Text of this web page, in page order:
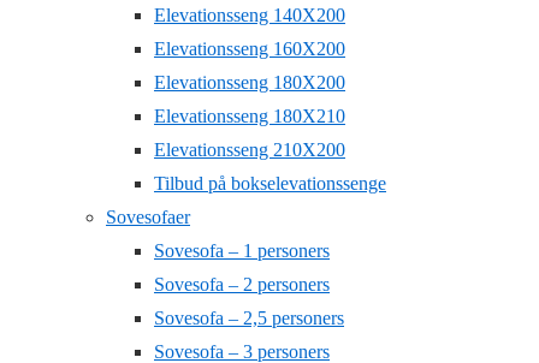
Elevationsseng 140X200
Elevationsseng 160X200
Elevationsseng 180X200
Elevationsseng 180X210
Elevationsseng 210X200
Tilbud på bokselevationssenge
Sovesofaer
Sovesofa – 1 personers
Sovesofa – 2 personers
Sovesofa – 2,5 personers
Sovesofa – 3 personers